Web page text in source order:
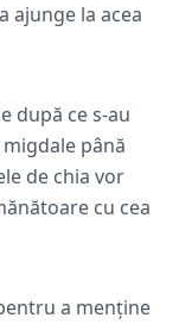
ajunge la acea
după ce s-au
până
de chia vor
cu cea
a menține